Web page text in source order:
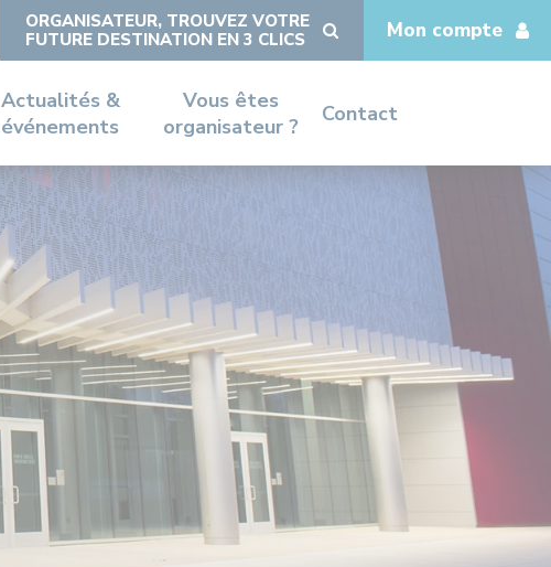
ORGANISATEUR, TROUVEZ VOTRE
FUTURE DESTINATION EN 3 CLICS
Mon compte
Actualités &
événements
Vous êtes
organisateur ?
Contact